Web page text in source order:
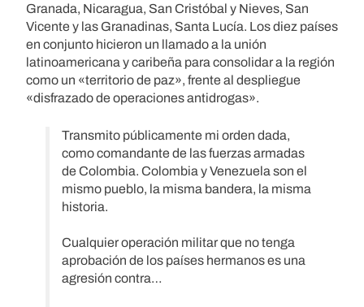
Granada, Nicaragua, San Cristóbal y Nieves, San
Vicente y las Granadinas, Santa Lucía. Los diez países
en conjunto hicieron un llamado a la unión
latinoamericana y caribeña para consolidar a la región
como un «territorio de paz», frente al despliegue
«disfrazado de operaciones antidrogas».
Transmito públicamente mi orden dada,
como comandante de las fuerzas armadas
de Colombia. Colombia y Venezuela son el
mismo pueblo, la misma bandera, la misma
historia.
Cualquier operación militar que no tenga
aprobación de los países hermanos es una
agresión contra…